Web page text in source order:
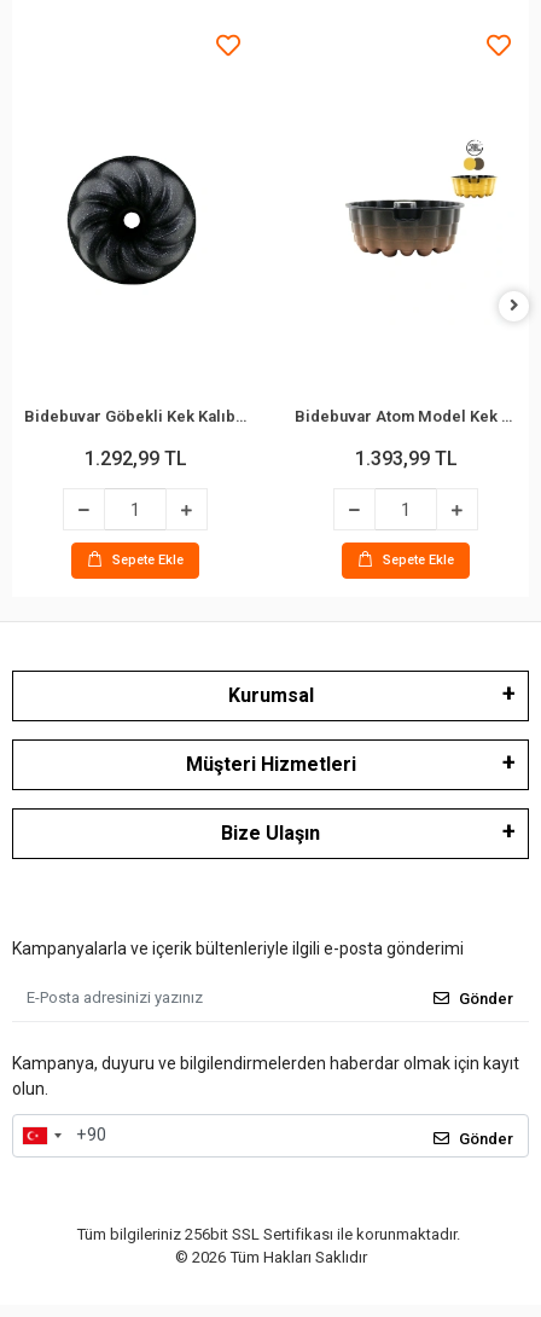
Bidebuvar Göbekli Kek Kalıbı - Fırıldak Model - Döküm Kalıp
1.292,99 TL
Sepete Ekle
Bidebuvar Atom Model Kek Kalıbı - Döküm Kalıp - Göbekli
1.393,99 TL
Sepete Ekle
Kurumsal
Müşteri Hizmetleri
Bize Ulaşın
Kampanyalarla ve içerik bültenleriyle ilgili e-posta gönderimi
Gönder
Kampanya, duyuru ve bilgilendirmelerden haberdar olmak için kayıt
olun.
Gönder
Tüm bilgileriniz 256bit SSL Sertifikası ile korunmaktadır.
© 2026 Tüm Hakları Saklıdır